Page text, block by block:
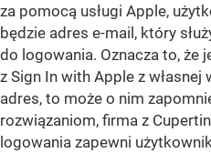
za pomocą usługi Apple,
będzie adres e-mail, który
do logowania. Oznacza to, że
z Sign In with Apple z
adres, to może o nim
rozwiązaniom, firma z
logowania zapewni